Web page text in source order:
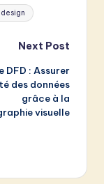
Next Post
DFD : Assurer
des données
grâce à la
visuelle